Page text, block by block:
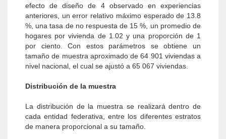
efecto de diseño de 4 observado en experiencias
anteriores, un error relativo máximo esperado de 13.8
%, una tasa de no respuesta de 15 %, un promedio de
hogares por vivienda de 1.02 y una proporción de 1
por ciento. Con estos parámetros se obtiene un
tamaño de muestra aproximado de 64 901 viviendas a
nivel nacional, el cual se ajustó a 65 067 viviendas.
Distribución de la muestra
La distribución de la muestra se realizará dentro de
cada entidad federativa, entre los diferentes estratos
de manera proporcional a su tamaño.